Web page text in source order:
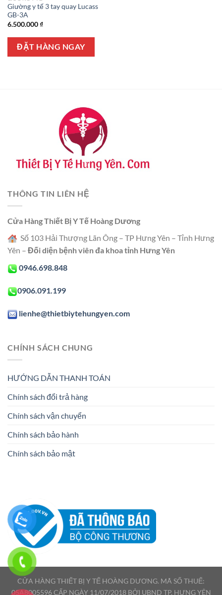
Giường y tế 3 tay quay Lucass
GB-3A
6.500.000₫
ĐẶT HÀNG NGAY
THÔNG TIN LIÊN HỆ
Cửa Hàng Thiết Bị Y Tế Hoàng Dương
Số 103 Hải Thượng Lãn Ông – TP Hưng Yên – Tỉnh Hưng
Yên – Đối diện bệnh viên đa khoa tỉnh Hưng Yên
0946.698.848
0906.091.199
lienhe@thietbiytehungyen.com
CHÍNH SÁCH CHUNG
HƯỚNG DẪN THANH TOÁN
Chính sách đổi trả hàng
Chính sách vận chuyển
Chính sách bảo hành
Chính sách bảo mật
CỬA HÀNG THIẾT BỊ Y TẾ HOÀNG DƯƠNG. MÃ SỐ THUẾ:
05A8005596 CẤP NGÀY 11/07/2018 BỞI UBND TP. HƯNG YÊN